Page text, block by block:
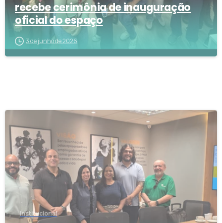
recebe cerimônia de inauguração
oficial do espaço
3 de junho de 2026
Institucional